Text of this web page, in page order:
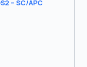
– SC/APC